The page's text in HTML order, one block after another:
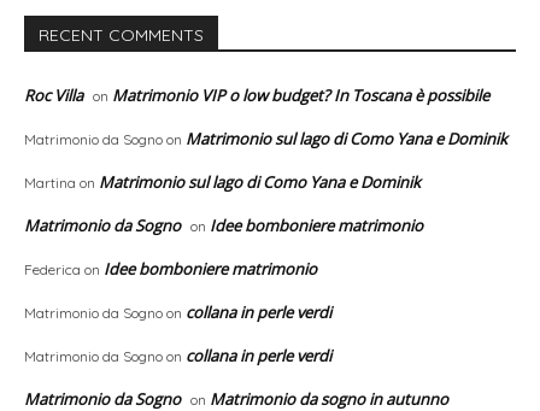
RECENT COMMENTS
Roc Villa on Matrimonio VIP o low budget? In Toscana è possibile
Matrimonio da Sogno on Matrimonio sul lago di Como Yana e Dominik
Martina on Matrimonio sul lago di Como Yana e Dominik
Matrimonio da Sogno on Idee bomboniere matrimonio
Federica on Idee bomboniere matrimonio
Matrimonio da Sogno on collana in perle verdi
Matrimonio da Sogno on collana in perle verdi
Matrimonio da Sogno on Matrimonio da sogno in autunno